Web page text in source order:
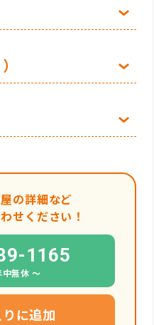
の詳細など
せください！
1165
無休 〜
に追加